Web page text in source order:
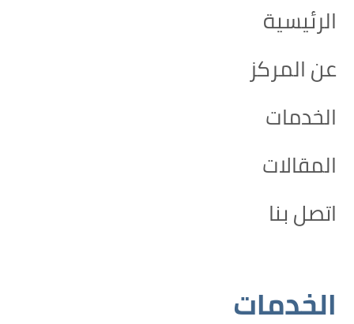
الخدمات
الرئيسية
عن المركز
الخدمات
المقالات
اتصل بنا